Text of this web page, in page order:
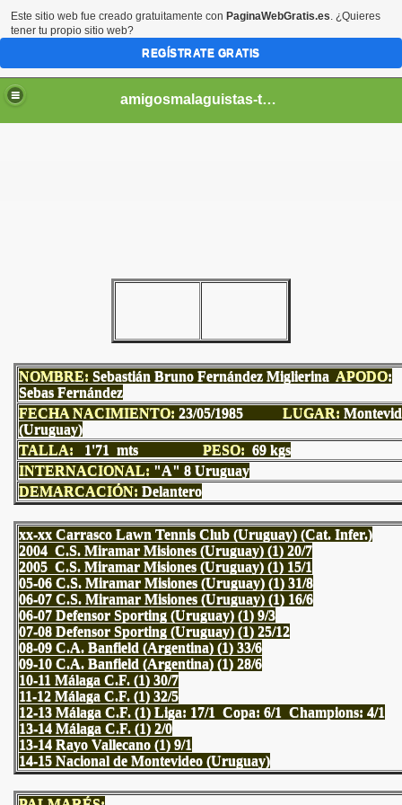
amigosmalaguistas-temporadas
NOMBRE: Sebastián Bruno Fernández Miglierina APODO:
Sebas Fernández
FECHA NACIMIENTO: 23/05/1985 LUGAR:
(Uruguay)
TALLA: 1'71 mts PESO: 69 kgs
INTERNACIONAL: "A" 8 Uruguay
DEMARCACIÓN: Delantero
xx-xx Carrasco Lawn Tennis Club (Uruguay) (Cat. Infer.)
2004 C.S. Miramar Misiones (Uruguay) (1) 20/7
2005 C.S. Miramar Misiones (Uruguay) (1) 15/1
05-06 C.S. Miramar Misiones (Uruguay) (1) 31/8
06-07 C.S. Miramar Misiones (Uruguay) (1) 16/6
06-07 Defensor Sporting (Uruguay) (1) 9/3
07-08 Defensor Sporting (Uruguay) (1) 25/12
08-09 C.A. Banfield (Argentina) (1) 33/6
09-10 C.A. Banfield (Argentina) (1) 28/6
10-11 Málaga C.F. (1) 30/7
11-12 Málaga C.F. (1) 32/5
12-13 Málaga C.F. (1) Liga: 17/1 Copa: 6/1 Champions: 4/1
13-14 Málaga C.F. (1) 2/0
13-14 Rayo Vallecano (1) 9/1
14-15 Nacional de Montevideo (Uruguay)
Este sitio web fue creado gratuitamente con PaginaWebGratis.es. ¿Quieres
tener tu propio sitio web?
REGÍSTRATE GRATIS